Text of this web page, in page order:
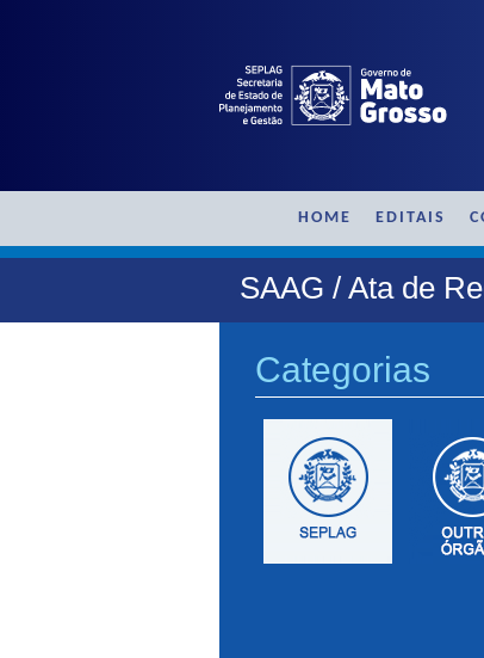
HOME EDITAIS
SAAG / Ata de
Categorias